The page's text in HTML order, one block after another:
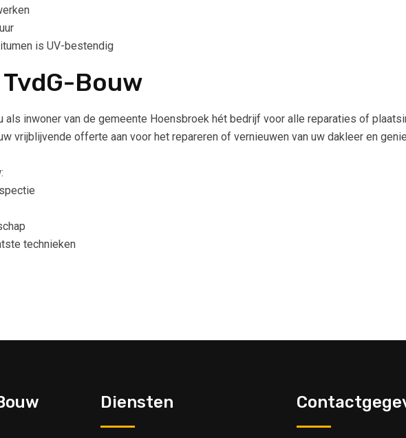
is UV-bestendig
TvdG-Bouw
als inwoner van de gemeente Hoensbroek hét bedrijf voor alle reparaties of
vrijblijvende offerte aan voor het repareren of vernieuwen van uw dakleer en
technieken
Diensten